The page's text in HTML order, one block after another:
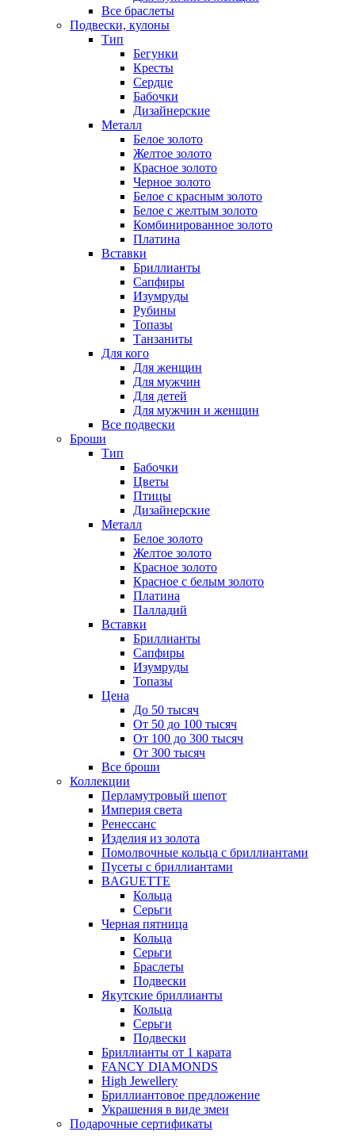
Все браслеты
Подвески, кулоны
Тип
Бегунки
Кресты
Сердце
Бабочки
Дизайнерские
Металл
Белое золото
Желтое золото
Красное золото
Черное золото
Белое с красным золото
Белое с желтым золото
Комбинированное золото
Платина
Вставки
Бриллианты
Сапфиры
Изумруды
Рубины
Топазы
Танзаниты
Для кого
Для женщин
Для мужчин
Для детей
Для мужчин и женщин
Все подвески
Броши
Тип
Бабочки
Цветы
Птицы
Дизайнерские
Металл
Белое золото
Желтое золото
Красное золото
Красное с белым золото
Платина
Палладий
Вставки
Бриллианты
Сапфиры
Изумруды
Топазы
Цена
До 50 тысяч
От 50 до 100 тысяч
От 100 до 300 тысяч
От 300 тысяч
Все броши
Коллекции
Перламутровый шепот
Империя света
Ренессанс
Изделия из золота
Помолвочные кольца с бриллиантами
Пусеты с бриллиантами
BAGUETTE
Кольца
Серьги
Черная пятница
Кольца
Серьги
Браслеты
Подвески
Якутские бриллианты
Кольца
Серьги
Подвески
Бриллианты от 1 карата
FANCY DIAMONDS
High Jewellery
Бриллиантовое предложение
Украшения в виде змеи
Подарочные сертификаты